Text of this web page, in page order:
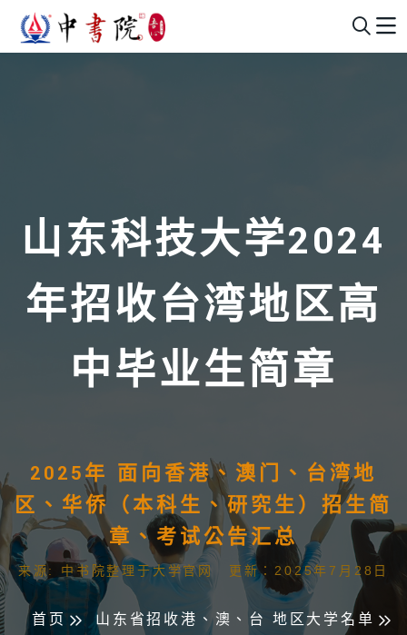
山东科技大学2024
年招收台湾地区高
中毕业生简章
2025年 面向香港、澳门、台湾地
区、华侨（本科生、研究生）招生简
章、考试公告汇总
来源: 中书院整理于大学官网 更新：2025年7月28日
首页 山东省招收港、澳、台 地区大学名单